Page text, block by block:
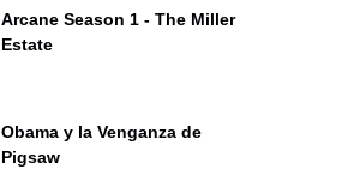
Arcane Season 1 - The Miller
Estate
Obama y la Venganza de
Pigsaw